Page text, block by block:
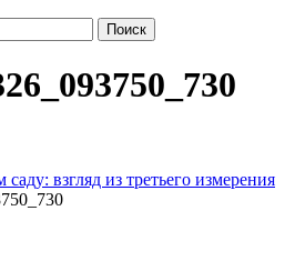
взгляд из третьего измерения